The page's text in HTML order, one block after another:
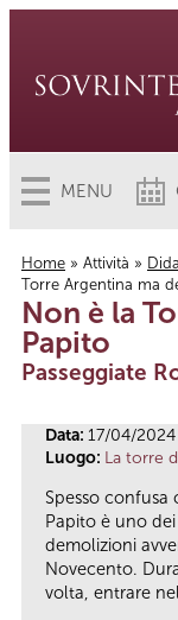
MENU
Tu sei qui
Home » Attività »
Torre Argentina ma
Non è la
Papito
Passeggiate
Data: 17/04/2024
Luogo: La torre
Spesso
Papito è uno
demolizioni
Novecento.
volta, entrare